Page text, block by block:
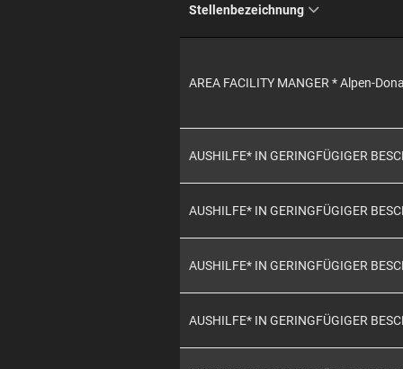
Stellenbezeichnung
AREA FACILITY MANGER * Alpen-
AUSHILFE* IN GERINGFÜGIGER
AUSHILFE* IN GERINGFÜGIGER
AUSHILFE* IN GERINGFÜGIGER
AUSHILFE* IN GERINGFÜGIGER